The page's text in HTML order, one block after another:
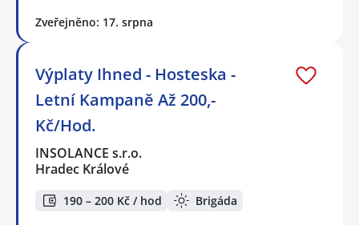
Zveřejněno: 17. srpna
Výplaty Ihned - Hosteska -
Letní Kampaně Až 200,-
Kč/Hod.
INSOLANCE s.r.o.
Hradec Králové
190 – 200 Kč / hod Brigáda